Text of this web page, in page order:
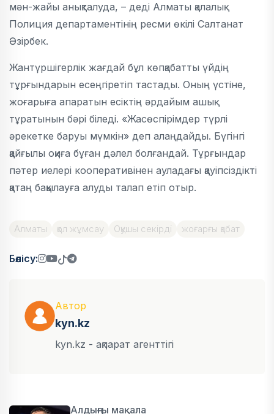
мән-жайы анықталуда, – деді Алматы қалалық
Полиция департаментінің ресми өкілі Салтанат
Әзірбек.
Жантүршігерлік жағдай бұл көпқабатты үйдің
тұрғындарын есеңгіретіп тастады. Оның үстіне,
жоғарыға апаратын есіктің әрдайым ашық
тұратынын бәрі біледі. «Жасөспірімдер түрлі
әрекетке баруы мүмкін» деп алаңдайды. Бүгінгі
қайғылы оқиға бұған дәлел болғандай. Тұрғындар
пәтер иелері кооперативінен ауладағы қауіпсіздікті
қатаң бақылауға алуды талап етіп отыр.
Алматы қол жұмсау Оқушы секірді жоғарғы қабат
Бөлісу:
Автор
kyn.kz
kyn.kz - ақпарат агенттігі
Алдыңғы мақала